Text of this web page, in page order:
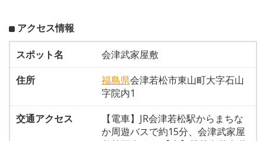
アクセス情報
スポット名
会津武家屋敷
住所
福島県会津若松市東山町大字石山
字院内1
交通アクセス
【電車】JR会津若松駅からまちな
か周遊バスで約15分、会津武家屋